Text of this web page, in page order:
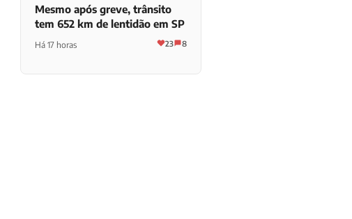
Mesmo após greve, trânsito
tem 652 km de lentidão em SP
Há 17 horas 23 8